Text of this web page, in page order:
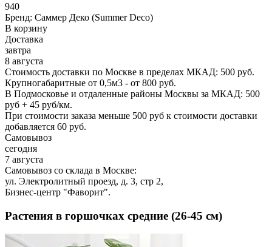
940
Бренд: Саммер Деко (Summer Deco)
В корзину
Доставка
завтра
8 августа
Стоимость доставки по Москве в пределах МКАД: 500 руб.
Крупногабаритные от 0,5м3 - от 800 руб.
В Подмосковье и отдаленные районы Москвы за МКАД: 500
руб + 45 руб/км.
При стоимости заказа меньше 500 руб к стоимости доставки
добавляется 60 руб.
Самовывоз
сегодня
7 августа
Самовывоз со склада в Москве:
ул. Электролитный проезд, д. 3, стр 2,
Бизнес-центр "Фаворит".
Растения в горшочках средние (26-45 см)